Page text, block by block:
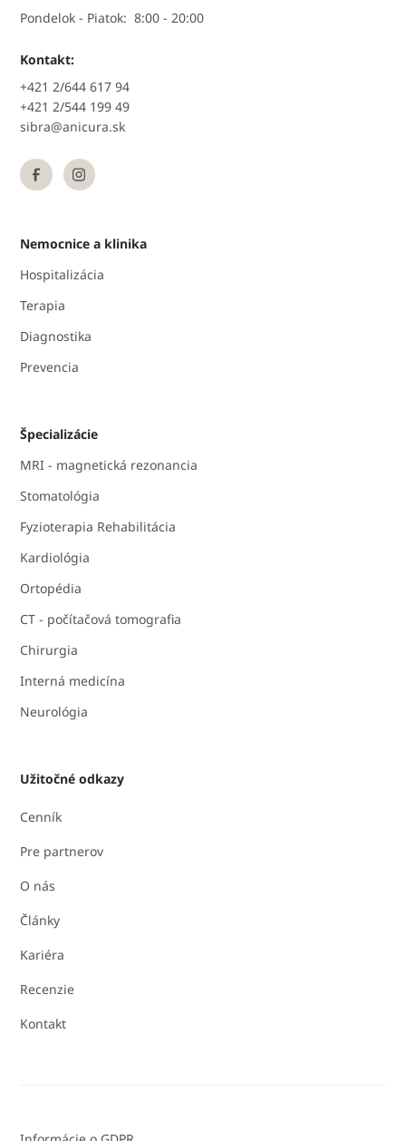
Pondelok - Piatok: 8:00 - 20:00
Kontakt:
+421 2/644 617 94
+421 2/544 199 49
sibra@anicura.sk
Nemocnice a klinika
Hospitalizácia
Terapia
Diagnostika
Prevencia
Špecializácie
MRI - magnetická rezonancia
Stomatológia
Fyzioterapia Rehabilitácia
Kardiológia
Ortopédia
CT - počítačová tomografia
Chirurgia
Interná medicína
Neurológia
Užitočné odkazy
Cenník
Pre partnerov
O nás
Články
Kariéra
Recenzie
Kontakt